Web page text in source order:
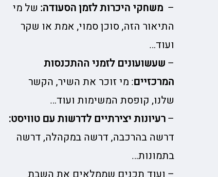
– משחקי היכרות לזמן הסעודה: של מי
התיאור הזה, סוכן סמוי, אמת או שקר
ועוד…
– שעשועונים לזמני ההתכנסות
המרכזיים: מי זוכר את השיר, הקשר
שלנו, קופסת המשימות ועוד…
–רעיונות יצירתיים לדרשות עם טוויסט:
דרשה בהרכבה, דרשה במקהלה, דרשה
בתמונות…